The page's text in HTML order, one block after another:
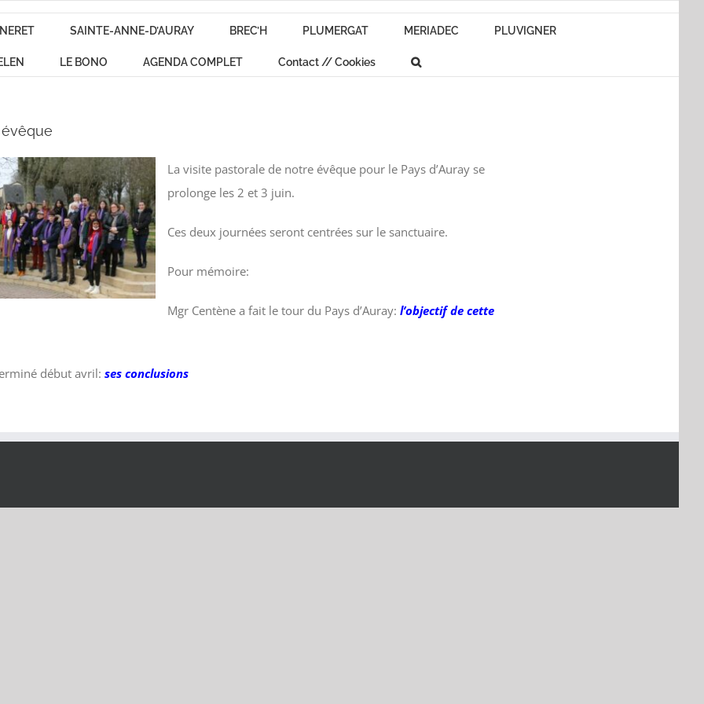
SAINTE-ANNE-D’AURAY BREC’H PLUMERGAT MERIADEC PLUVIGNER
LE BONO AGENDA COMPLET Contact // Cookies
La visite pastorale de notre évêque pour le Pays d’Auray se
prolonge les 2 et 3 juin.
Ces deux journées seront centrées sur le sanctuaire.
Pour mémoire:
Mgr Centène a fait le tour du Pays d’Auray: l’objectif de cette
début avril: ses conclusions